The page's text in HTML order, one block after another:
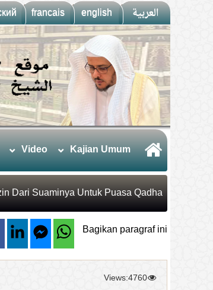
العربية english
francais
Kajian Umum
Video
Dari Suaminya Untuk Puasa Qadha?
Bagikan paragraf ini
Views:4760